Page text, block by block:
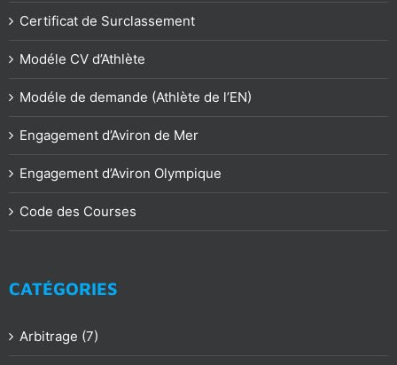
Certificat de Surclassement
Modéle CV d’Athlète
Modéle de demande (Athlète de l’EN)
Engagement d’Aviron de Mer
Engagement d’Aviron Olympique
Code des Courses
CATÉGORIES
Arbitrage (7)